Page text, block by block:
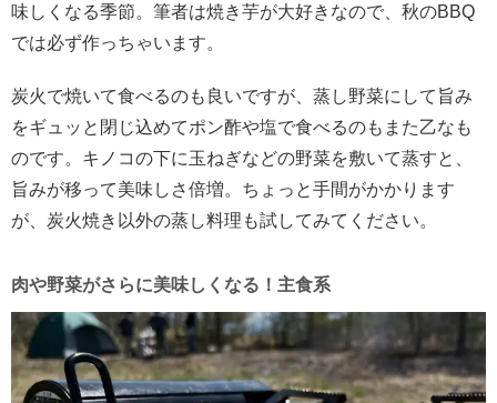
味しくなる季節。筆者は焼き芋が大好きなので、秋のBBQ
では必ず作っちゃいます。
炭火で焼いて食べるのも良いですが、蒸し野菜にして旨み
をギュッと閉じ込めてポン酢や塩で食べるのもまた乙なも
のです。キノコの下に玉ねぎなどの野菜を敷いて蒸すと、
旨みが移って美味しさ倍増。ちょっと手間がかかります
が、炭火焼き以外の蒸し料理も試してみてください。
肉や野菜がさらに美味しくなる！主食系